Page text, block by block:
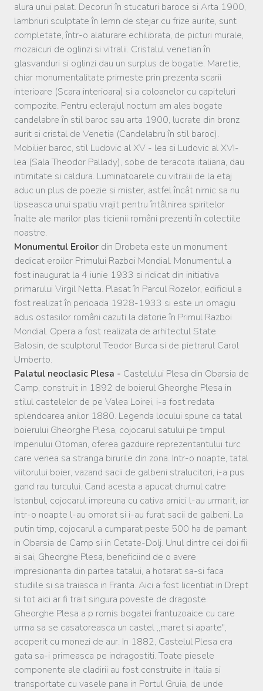
alura unui palat. Decoruri în stucaturi baroce si Arta 1900,
lambriuri sculptate în lemn de stejar cu frize aurite, sunt
completate, într-o alaturare echilibrata, de picturi murale,
mozaicuri de oglinzi si vitralii. Cristalul venetian în
glasvanduri si oglinzi dau un surplus de bogatie. Maretie,
chiar monumentalitate primeste prin prezenta scarii
interioare (Scara interioara) si a coloanelor cu capiteluri
compozite. Pentru eclerajul nocturn am ales bogate
candelabre în stil baroc sau arta 1900, lucrate din bronz
aurit si cristal de Venetia (Candelabru în stil baroc).
Mobilier baroc, stil Ludovic al XV - lea si Ludovic al XVI-
lea (Sala Theodor Pallady), sobe de teracota italiana, dau
intimitate si caldura. Luminatoarele cu vitralii de la etaj
aduc un plus de poezie si mister, astfel încât nimic sa nu
lipseasca unui spatiu vrajit pentru întâlnirea spiritelor
înalte ale marilor plas ticienii români prezenti în colectiile
noastre.
Monumentul Eroilor din Drobeta este un monument
dedicat eroilor Primului Razboi Mondial. Monumentul a
fost inaugurat la 4 iunie 1933 si ridicat din initiativa
primarului Virgil Netta. Plasat în Parcul Rozelor, edificiul a
fost realizat în perioada 1928-1933 si este un omagiu
adus ostasilor români cazuti la datorie în Primul Razboi
Mondial. Opera a fost realizata de arhitectul State
Balosin, de sculptorul Teodor Burca si de pietrarul Carol
Umberto.
Palatul neoclasic Plesa - Castelului Plesa din Obarsia de
Camp, construit in 1892 de boierul Gheorghe Plesa in
stilul castelelor de pe Valea Loirei, i-a fost redata
splendoarea anilor 1880. Legenda locului spune ca tatal
boierului Gheorghe Plesa, cojocarul satului pe timpul
Imperiului Otoman, oferea gazduire reprezentantului turc
care venea sa stranga birurile din zona. Intr-o noapte, tatal
viitorului boier, vazand sacii de galbeni stralucitori, i-a pus
gand rau turcului. Cand acesta a apucat drumul catre
Istanbul, cojocarul impreuna cu cativa amici l-au urmarit, iar
intr-o noapte l-au omorat si i-au furat sacii de galbeni. La
putin timp, cojocarul a cumparat peste 500 ha de pamant
in Obarsia de Camp si in Cetate-Dolj. Unul dintre cei doi fii
ai sai, Gheorghe Plesa, beneficiind de o avere
impresionanta din partea tatalui, a hotarat sa-si faca
studiile si sa traiasca in Franta. Aici a fost licentiat in Drept
si tot aici ar fi trait singura poveste de dragoste.
Gheorghe Plesa a p romis bogatei frantuzoaice cu care
urma sa se casatoreasca un castel ,,maret si aparte",
acoperit cu monezi de aur. In 1882, Castelul Plesa era
gata sa-i primeasca pe indragostiti. Toate piesele
componente ale cladirii au fost construite in Italia si
transportate cu vasele pana in Portul Gruia, de unde